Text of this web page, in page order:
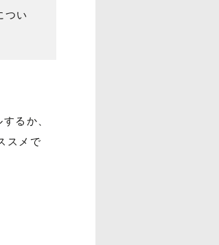
つい
るか、
スメで